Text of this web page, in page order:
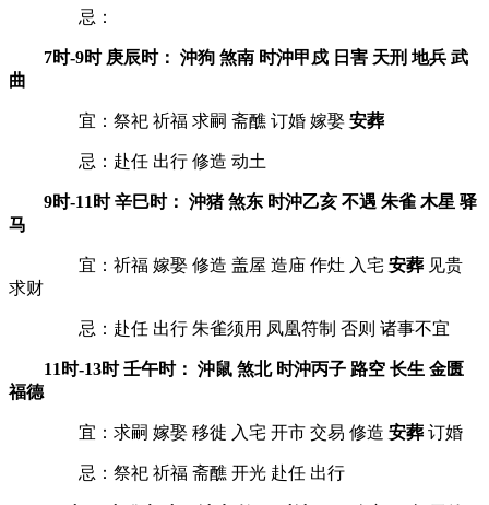
忌：
7时-9时 庚辰时： 沖狗 煞南 时沖甲戍 日害 天刑 地兵 武
曲
宜：祭祀 祈福 求嗣 斋醮 订婚 嫁娶 安葬
忌：赴任 出行 修造 动土
9时-11时 辛巳时： 沖猪 煞东 时沖乙亥 不遇 朱雀 木星 驿
马
宜：祈福 嫁娶 修造 盖屋 造庙 作灶 入宅 安葬 见贵
求财
忌：赴任 出行 朱雀须用 凤凰符制 否则 诸事不宜
11时-13时 壬午时： 沖鼠 煞北 时沖丙子 路空 长生 金匮
福德
宜：求嗣 嫁娶 移徙 入宅 开市 交易 修造 安葬 订婚
忌：祭祀 祈福 斋醮 开光 赴任 出行